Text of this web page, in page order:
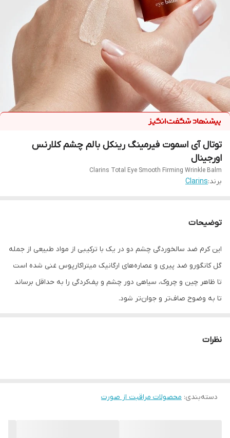
توتال آی اسموت فیرمینگ رینکل بالم چشم کلارنس
اورجینال
Clarins Total Eye Smooth Firming Wrinkle Balm
برند:Clarins
توضیحات
این کرم ضد سالخوردگی چشم دو در یک با ترکیبی از مواد طبیعی از جمله
گل کانگورو ضد پیری و عصاره‌های ارگانیک میتراکارپوس غنی شده است
تا ظاهر چین و چروک، سیاهی دور چشم و پف‌کردگی را به حداقل برساند
تا به وضوح صاف‌تر و جوان‌تر شود.
مناسب انواع پوست : مختلط، خشک، معمولی، چرب
نظرات
دسته‌بندی: محصولات مراقبت از صورت